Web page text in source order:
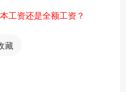
资还是全额工资？
藏